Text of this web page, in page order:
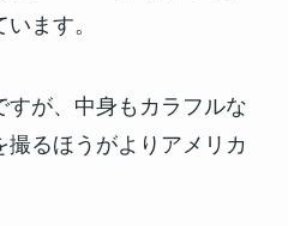
ます。
が、中身もカラフルな
るほうがよりアメリカ